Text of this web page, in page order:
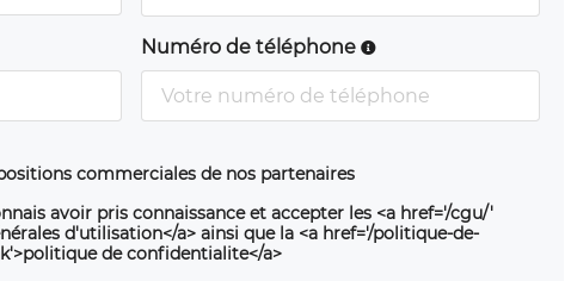
Numéro de téléphone
commerciales de nos partenaires
avoir pris connaissance et accepter les <a href='/cgu/'
d'utilisation</a> ainsi que la <a href='/politique-de-
de confidentialite</a>